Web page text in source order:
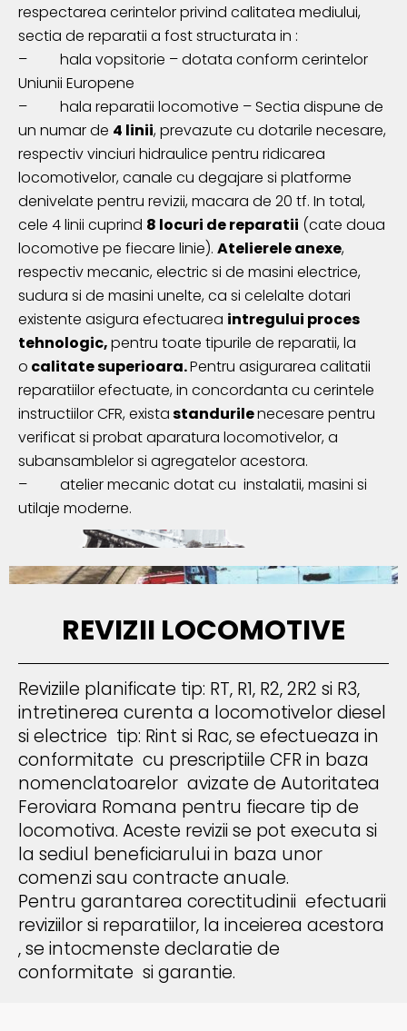
respectarea cerintelor privind calitatea mediului,
sectia de reparatii a fost structurata in :
– hala vopsitorie – dotata conform cerintelor
Uniunii Europene
– hala reparatii locomotive –Sectia dispune de
un numar de 4 linii, prevazute cu dotarile necesare,
respectiv vinciuri hidraulice pentru ridicarea
locomotivelor, canale cu degajare si platforme
denivelate pentru revizii, macara de 20 tf. In total,
cele 4 linii cuprind 8 locuri de reparatii (cate doua
locomotive pe fiecare linie). Atelierele anexe,
respectiv mecanic, electric si de masini electrice,
sudura si de masini unelte, ca si celelalte dotari
existente asigura efectuarea intregului proces
tehnologic,pentru toate tipurile de reparatii, la
o calitate superioara.Pentru asigurarea calitatii
reparatiilor efectuate, in concordanta cu cerintele
instructiilor CFR, existastandurilenecesare pentru
verificat si probat aparatura locomotivelor, a
subansamblelor si agregatelor acestora.
– atelier mecanic dotat cu instalatii, masini si
utilaje moderne.
REVIZII LOCOMOTIVE
Reviziile planificate tip: RT, R1, R2, 2R2 si R3,
intretinerea curenta a locomotivelor diesel
si electrice tip: Rint si Rac, se efectueaza in
conformitate cu prescriptiile CFR in baza
nomenclatoarelor avizate de Autoritatea
Feroviara Romana pentru fiecare tip de
locomotiva. Aceste revizii se pot executa si
la sediul beneficiarului in baza unor
comenzi sau contracte anuale.
Pentru garantarea corectitudinii efectuarii
reviziilor si reparatiilor, la inceierea acestora
, se intocmenste declaratie de
conformitate si garantie.